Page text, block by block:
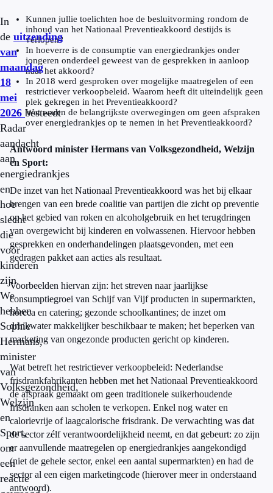
In
de uitzending
van
maandag
18
mei
2026 besteedt
Radar
aandacht
aan
energiedrankjes
en
hoe
slecht
die
voor
kinderen
zijn.
We
hebben
Sophie
Hermans,
minister
van
Volksgezondheid,
Welzijn
en
Sport,
om
een
reactie
Kunnen jullie toelichten hoe de besluitvorming rondom de
inhoud van het Nationaal Preventieakkoord destijds is
verlopen?
In hoeverre is de consumptie van energiedrankjes onder
jongeren onderdeel geweest van de gesprekken in aanloop
naar het akkoord?
In 2018 werd gesproken over mogelijke maatregelen of een
restrictiever verkoopbeleid. Waarom heeft dit uiteindelijk geen
plek gekregen in het Preventieakkoord?
Wat waren de belangrijkste overwegingen om geen afspraken
over energiedrankjes op te nemen in het Preventieakkoord?
Antwoord minister Hermans van Volksgezondheid, Welzijn
en Sport:
De inzet van het Nationaal Preventieakkoord was het bij elkaar
brengen van een brede coalitie van partijen die zicht op preventie
op het gebied van roken en alcoholgebruik en het terugdringen
van overgewicht bij kinderen en volwassenen. Hiervoor hebben
gesprekken en onderhandelingen plaatsgevonden, met een
gedragen pakket aan acties als resultaat.
Voorbeelden hiervan zijn: het streven naar jaarlijkse
consumptiegroei van Schijf van Vijf producten in supermarkten,
horeca en catering; gezonde schoolkantines; de inzet om
drinkwater makkelijker beschikbaar te maken; het beperken van
marketing van ongezonde producten gericht op kinderen.
Wat betreft het restrictiever verkoopbeleid: Nederlandse
frisdrankfabrikanten hebben met het Nationaal Preventieakkoord
de afspraak gemaakt om geen traditionele suikerhoudende
frisdranken aan scholen te verkopen. Enkel nog water en
calorievrije of laagcalorische frisdrank. De verwachting was dat
de sector zélf verantwoordelijkheid neemt, en dat gebeurt: zo zijn
er aanvullende maatregelen op energiedrankjes aangekondigd
(niet de gehele sector, enkel een aantal supermarkten) en had de
sector al een eigen marketingcode (hierover meer in onderstaand
antwoord).